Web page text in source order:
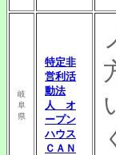
岐
阜
県
特定非
営利活
動法
人 オ
ープン
ハウス
ＣＡＮ